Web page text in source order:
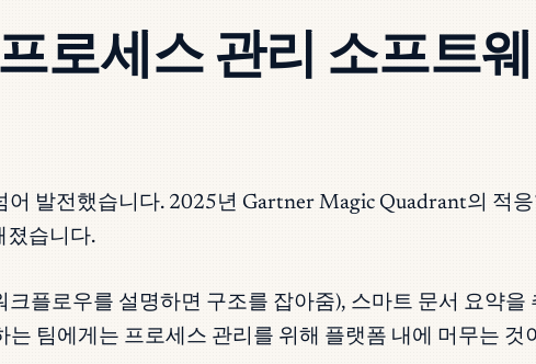
로세스 관리 소프트
발전했습니다. 2025년 Gartner Magic Quadrant의 적
졌습니다.
플로우를 설명하면 구조를 잡아줌), 스마트 문서 요약
팀에게는 프로세스 관리를 위해 플랫폼 내에 머무는 것